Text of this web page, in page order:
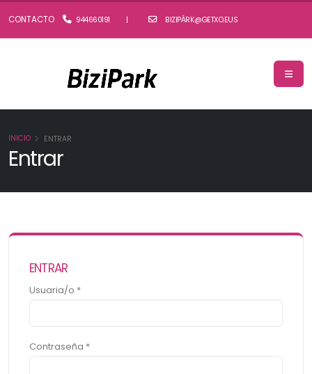
CONTACTO 944660191 | BIZIPÀRK@GETXO.EUS
INICIO ENTRAR
Entrar
ENTRAR
Usuaria/o *
Contraseña *